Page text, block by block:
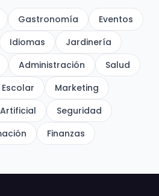
Gastronomía
Eventos
Idiomas
Jardinería
Administración
Salud
Escolar
Marketing
Seguridad
Finanzas